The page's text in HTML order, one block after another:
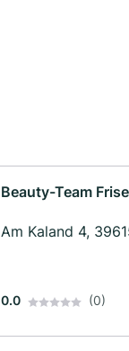
Beauty-Team
Am Kaland 4,
0.0 (0)